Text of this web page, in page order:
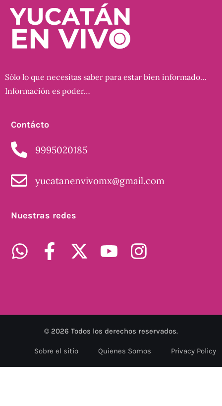
Sólo lo que necesitas saber para estar bien informado…
Información es poder…
Contácto
9995020185
yucatanenvivomx@gmail.com
Nuestras redes
© 2026 Todos los derechos reservados.
Sobre el sitio Quienes Somos Privacy Policy